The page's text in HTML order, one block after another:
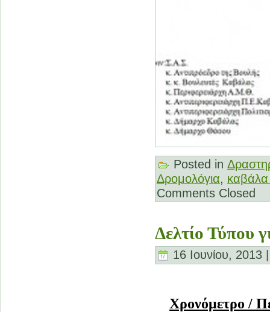
Posted in
Δρομολόγια, καβάλα
Comments Closed
Δελτίο Τύπου
16 Ιουνίου, 2013
Χρονόμετρο /